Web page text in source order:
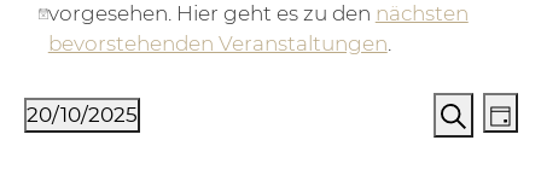
Hinweis
vorgesehen. Hier geht es zu den nächsten
bevorstehenden Veranstaltungen.
Suche
Suche
Tag
20/10/2025